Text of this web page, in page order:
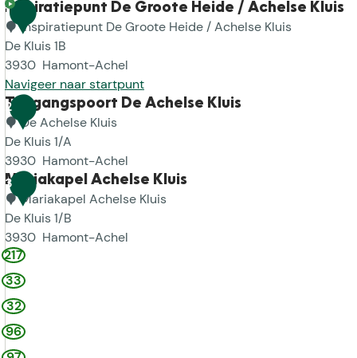
1
Inspiratiepunt De Groote Heide / Achelse Kluis
Inspiratiepunt De Groote Heide / Achelse Kluis
De Kluis 1B
3930 Hamont-Achel
Navigeer naar startpunt
I
n
s
p
i
r
a
t
i
e
p
u
n
t
2
Toegangspoort De Achelse Kluis
De Achelse Kluis
De Kluis 1/A
3930 Hamont-Achel
T
o
e
g
a
n
g
s
p
o
3
Mariakapel Achelse Kluis
Mariakapel Achelse Kluis
De Kluis 1/B
3930 Hamont-Achel
M
a
i
a
k
217
33
32
96